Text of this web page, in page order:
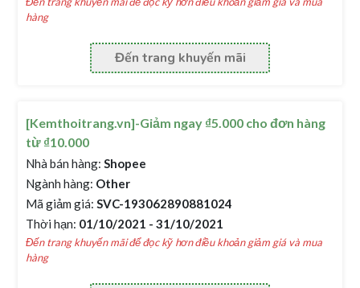
hàng
Đến trang khuyến mãi
[Kemthoitrang.vn]-Giảm ngay ₫5.000 cho đơn hàng
từ ₫10.000
Nhà bán hàng: Shopee
Ngành hàng: Other
Mã giảm giá: SVC-193062890881024
Thời hạn: 01/10/2021 - 31/10/2021
Đến trang khuyến mãi để đọc kỹ hơn điều khoản giảm giá và mua
hàng